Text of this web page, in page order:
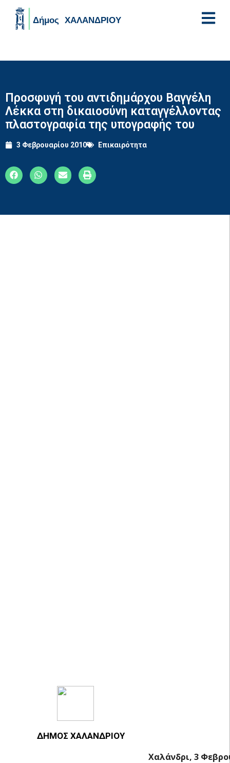
Προσφυγή του αντιδημάρχου Βαγγέλη
Λέκκα στη δικαιοσύνη καταγγέλλοντας
πλαστογραφία της υπογραφής του
3 Φεβρουαρίου 2010 Επικαιρότητα
ΔΗΜΟΣ ΧΑΛΑΝΔΡΙΟΥ
Χαλάνδρι, 3